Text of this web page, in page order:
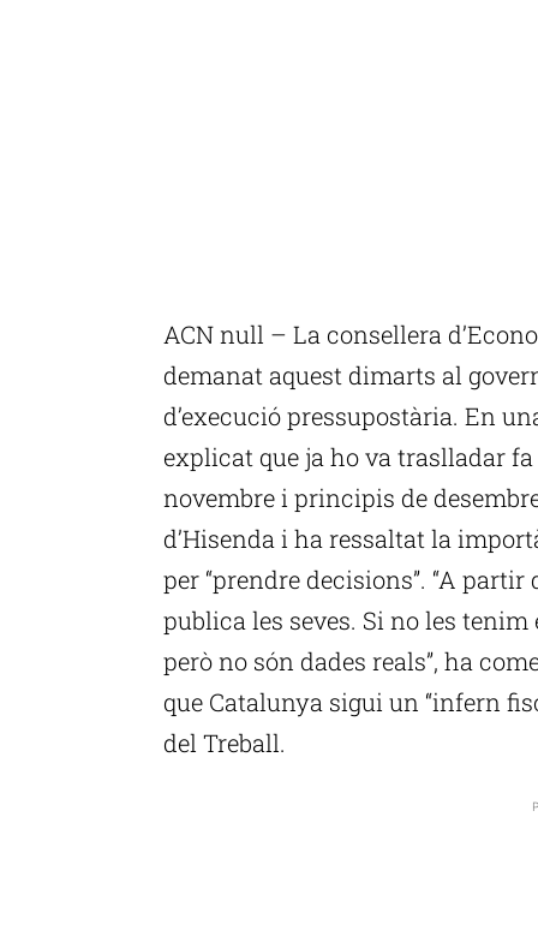
ACN null – La consellera
demanat aquest dimarts al
d’execució pressupostària. En
explicat que ja ho va traslladar
novembre i principis de
d’Hisenda i ha ressaltat la
per “prendre decisions”. “A partir
publica les seves. Si no les
però no són dades reals”, ha
que Catalunya sigui un “infern
del Treball.